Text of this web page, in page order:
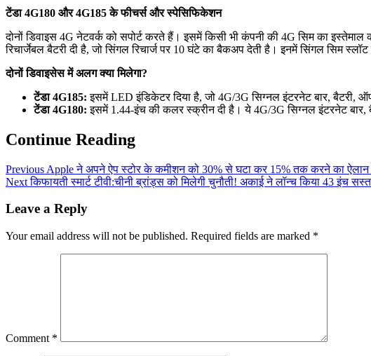
टेंडा 4G180 और 4G185 के फीचर्स और स्पेसिफिकेशन
दोनों डिवाइस 4G नेटवर्क को सपोर्ट करते हैं। इसमें किसी भी कंपनी की 4G सिम का
रिचार्जेबल बैटरी दी है, जो सिंगल रिचार्ज पर 10 घंटे का बैकअप देती है। इनमें सिंगल सिम
दोनों डिवाइसेस में अलग क्या मिलेगा?
टेंडा 4G185: इसमें LED इंडिकेटर दिया है, जो 4G/3G सिग्नल इंटरनेट बार, बैटरी,
टेंडा 4G180: इसमें 1.44-इंच की कलर स्क्रीन दी है। ये 4G/3G सिग्नल इंटरनेट बार,
Continue Reading
Previous Apple ने अपने ऐप स्टोर के कमीशन को 30% से घटा कर 15% तक करने का ऐलान
Nextकिफायती स्मार्ट टीवी:चीनी ब्रांड्स को मिलेगी चुनौती! अकाई ने लॉन्च किया 43 इंच
Leave a Reply
Your email address will not be published. Required fields are marked *
Comment *